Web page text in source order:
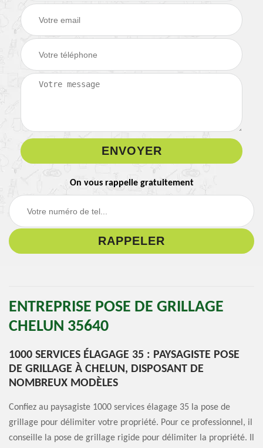
On vous rappelle gratuitement
ENTREPRISE POSE DE GRILLAGE
CHELUN 35640
1000 SERVICES ÉLAGAGE 35 : PAYSAGISTE POSE
DE GRILLAGE À CHELUN, DISPOSANT DE
NOMBREUX MODÈLES
Confiez au paysagiste 1000 services élagage 35 la pose de
grillage pour délimiter votre propriété. Pour ce professionnel, il
conseille la pose de grillage rigide pour délimiter la propriété. Il